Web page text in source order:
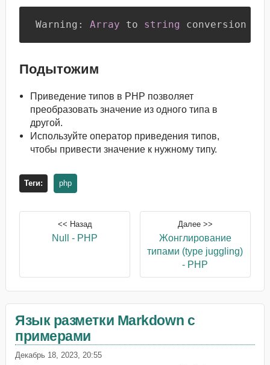
Warning : Array to string conversion in
Подытожим
Приведение типов в PHP позволяет
преобразовать значение из одного типа в
другой.
Используйте оператор приведения типов,
чтобы привести значение к нужному типу.
Теги: php
<< Назад
Null - PHP
Далее >>
Жонглирование
типами (type juggling)
- PHP
Язык разметки Markdown с
примерами
Декабрь 18, 2023, 20:55